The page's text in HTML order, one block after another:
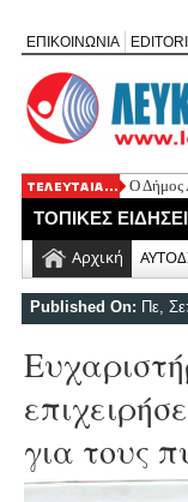
ΕΠΙΚΟΙΝΩΝΙΑ
Ο Δήμος
Τρεις
Οι
Έφυγε
ΤΟΠΙΚΕΣ
Αρχική
Published On: Πε,
για τους